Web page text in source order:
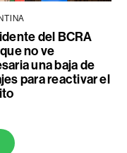
del BCRA
no ve
una baja de
para reactivar el